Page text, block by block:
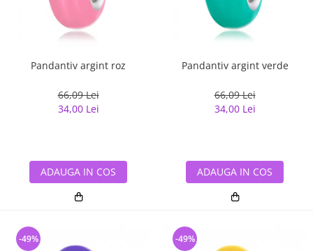
Pandantiv argint roz
66,09 Lei
34,00 Lei
ADAUGA IN COS
Pandantiv argint verde
66,09 Lei
34,00 Lei
ADAUGA IN COS
-49% -49%